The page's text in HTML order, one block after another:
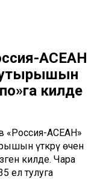
АСЕАН
килде
«Россия-АСЕАН»
үткәрү өчен
килде. Чара
ел тулуга